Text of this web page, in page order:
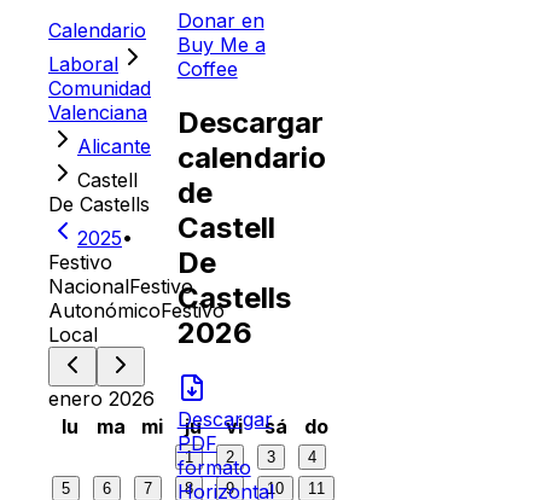
Calendario
Laboral
Comunidad
Valenciana
Alicante
Castell
De Castells
2025•
Festivo
NacionalFestivo
AutonómicoFestivo
Local
enero 2026
lu
ma mi ju vi sá do
1 2 3
4
5
6 7 8 9 10
11
Donar en
Buy Me a
Coffee
Descargar
calendario
de
Castell
De
Castells
2026
Descargar
PDF
formato
Horizontal